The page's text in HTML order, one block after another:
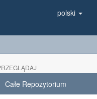
polski
Całe Repozytorium